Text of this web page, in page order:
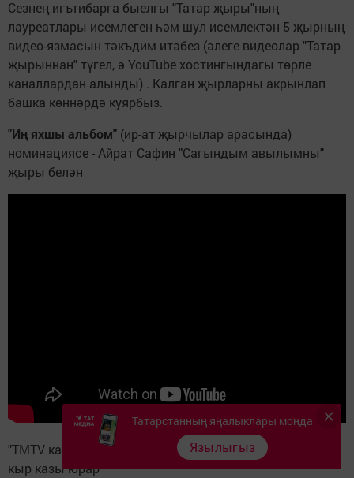
Сезнең игътибарга быелгы "Татар җыры"ның
лауреатлары исемлеген һәм шул исемлектән 5 җырның
видео-язмасын тәкъдим итәбез (әлеге видеолар "Татар
җырыннан" түгел, ә YouTube хостингындагы төрле
каналлардан алынды) . Калган җырларны акрынлап
башка көннәрдә куярбыз.
"Иң яхшы альбом" (ир-ат җырчылар арасында)
номинациясе - Айрат Сафин "Сагындым авылымны"
җыры белән
"TMTV каналының махсус бүләге" - Чәчкә "Кайтуыңны
кыр казы юрар"
Татарстанның яңалыклары монда
Язылыгыз